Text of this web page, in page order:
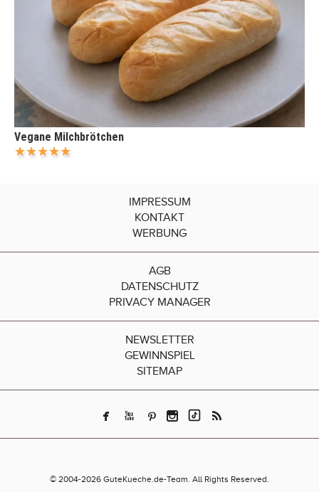
Vegane Milchbrötchen
IMPRESSUM
KONTAKT
WERBUNG
AGB
DATENSCHUTZ
PRIVACY MANAGER
NEWSLETTER
GEWINNSPIEL
SITEMAP
© 2004-2026 GuteKueche.de-Team. All Rights Reserved.